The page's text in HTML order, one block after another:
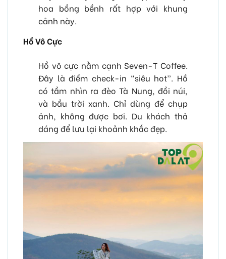
hoa bồng bềnh rất hợp với khung
cảnh này.
Hồ Vô Cực
Hồ vô cực nằm cạnh Seven-T Coffee.
Đây là điểm check-in “siêu hot”. Hồ
có tầm nhìn ra đèo Tà Nung, đồi núi,
và bầu trời xanh. Chỉ dùng để chụp
ảnh, không được bơi. Du khách thả
dáng để lưu lại khoảnh khắc đẹp.